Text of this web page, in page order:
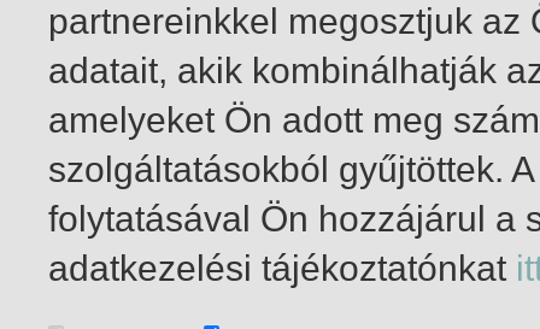
1-4 / összesen 4 találat
partnereinkkel megosztjuk
adatait, akik kombinálhatják
amelyeket Ön adott meg
szolgáltatásokból gyűjtöttek.
folytatásával Ön hozzájárul a
adatkezelési tájékoztatónkat